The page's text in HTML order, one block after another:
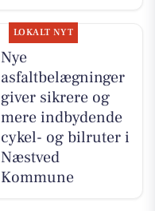
LOKALT NYT
Nye
asfaltbelægninger
giver sikrere og
mere indbydende
cykel- og bilruter i
Næstved
Kommune